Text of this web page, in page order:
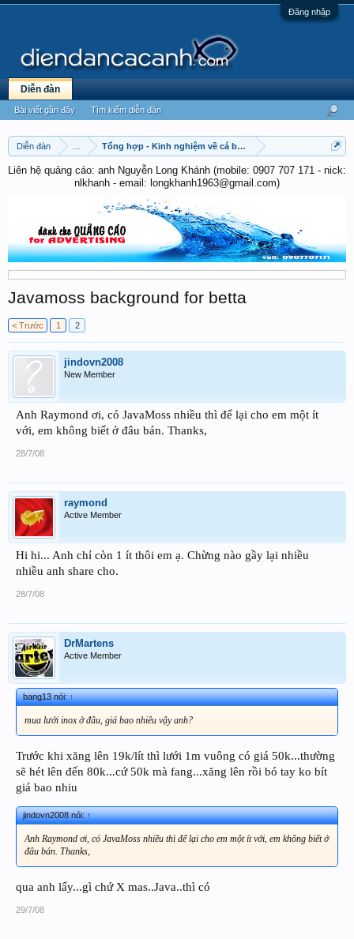
Đăng nhập
Diễn đàn Tổng hợp - Kinh nghiệm về cá betta
Liên hệ quảng cáo: anh Nguyễn Long Khánh (mobile: 0907 707 171 - nick:
nlkhanh - email: longkhanh1963@gmail.com)
Javamoss background for betta
< Trước 1 2
jindovn2008
New Member
Anh Raymond ơi, có JavaMoss nhiều thì để lại cho em một ít
với, em không biết ở đâu bán. Thanks,
28/7/08
raymond
Active Member
Hi hi... Anh chỉ còn 1 ít thôi em ạ. Chừng nào gầy lại nhiều
nhiều anh share cho.
28/7/08
DrMartens
Active Member
bang13 nói:↑
mua lưới inox ở đâu, giá bao nhiêu vậy anh?
Trước khi xăng lên 19k/lít thì lưới 1m vuông có giá 50k...thường
sẽ hét lên đến 80k...cứ 50k mà fang...xăng lên rồi bó tay ko bít
giá bao nhiu
jindovn2008 nói:↑
Anh Raymond ơi, có JavaMoss nhiều thì để lại cho em một ít với, em không biết ở
đâu bán. Thanks,
qua anh lấy...gì chứ X mas..Java..thì có
29/7/08
Diễn đàn
Bài viết gần đây Tìm kiếm diễn đàn